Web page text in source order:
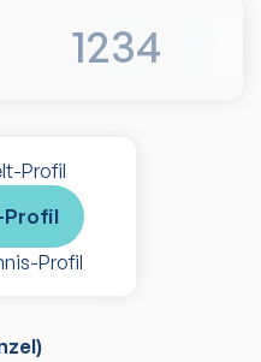
1234
Profil
Profil
Profil
)